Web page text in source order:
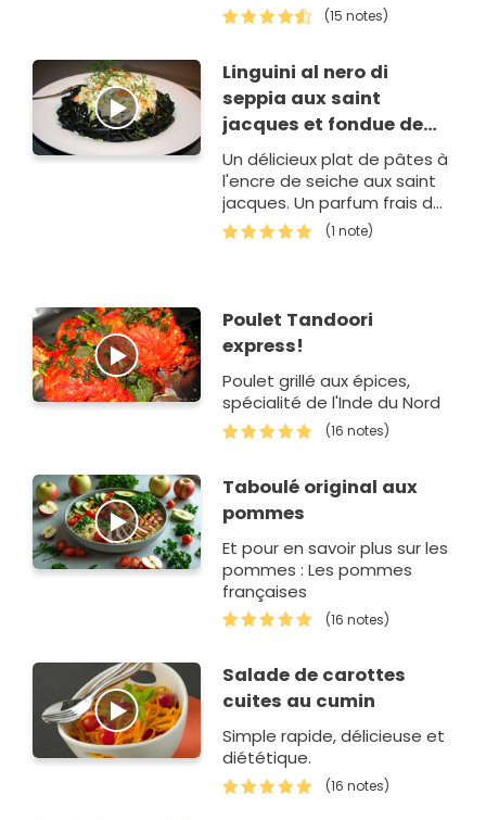
(15 notes)
Linguini al nero di
seppia aux saint
jacques et fondue de
poireaux
Un délicieux plat de pâtes à
l'encre de seiche aux saint
jacques. Un parfum frais de
citron et d'aneth
fraichement ciselée.
(1 note)
Poulet Tandoori
express!
Poulet grillé aux épices,
spécialité de l'Inde du Nord
(16 notes)
Taboulé original aux
pommes
Et pour en savoir plus sur les
pommes : Les pommes
françaises
(16 notes)
Salade de carottes
cuites au cumin
Simple rapide, délicieuse et
diététique.
(16 notes)